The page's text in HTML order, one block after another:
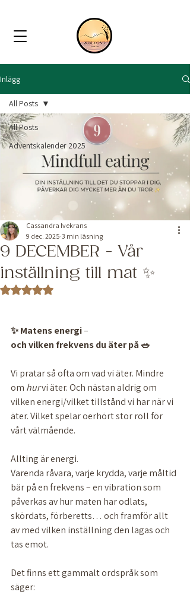
Inlägg
All Posts
Adventskalender 2025
All Posts
9 DECEMBER - Vår
inställning till mat ✨
Cassandra Ivekrans
9 dec. 2025 3 min läsning
Betygsatt till NaN av 5 stjärnor.
✨ Matensenergi –
ochvilken frekvensdu äterpå 🥗
Vi pratar så ofta om vad vi äter. Mindre
om hur vi äter. Och nästan aldrig om
vilken energi/vilket tillstånd vi har när vi
äter. Vilket spelar oerhört stor roll för
vårt välmående.
Allting är energi.
Varenda råvara, varje krydda, varje måltid
bär på en frekvens – en vibration som
påverkas av hur maten har odlats,
skördats, förberetts… och framför allt
av med vilken inställning den lagas och
tas emot.
Det finns ett gammalt ordspråk som
säger: